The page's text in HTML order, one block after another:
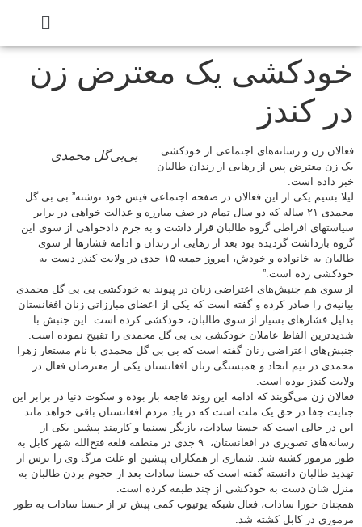
خودکشی یک معترض زن
در کندز
بی‌بی‌گل محمدی
فعالان زن و رسانه‌های اجتماعی از خودکشی
یک زن معترض پس از رهایی از زندان طالبان
خبر داده است.
لیلا بسیم یکی از این فعالان در صفحه اجتماعی فیس خود نوشته” بی بی گل
محمدی ۲۱ ساله که دو سال تمام در صف مبارزه و عدالت خواهی در برابر
سیاستهای افراطی گروه طالبان قرار داشت و به جرم دادخواهی از سوی این
گروه بازداشت گردیده بود بعد از رهایی از زندان و ادامه فشارها از سوی
طالبان به خانواده و خودش، امروز جمعه ۱۵ جدی در ولایت کندز دست به
خودکشی زده است.”
از سوی هم جنبش‌های اعتراضی زنان در پیوند به خودکشی بی بی گل محمدی
بیانیه‌ی را صادر کرده و گفته است که یکی از اعضای مبارزاتی زنان افغانستان
بدلیل فشارهای بسیار از سوی طالبان، خودکشی کرده است. این جنبش با
شدیدترین الفاظ عاملان خودکشی بی بی گل محمدی را تقبیح نموده است.
جنبش‌های اعتراضی زنان گفته است که بی بی گل محمدی با نام مستعار زهرا
محمدی در تیم اتحاد و همبستگی زنان افغانستان یکی از معترضان فعال در
ولایت کندز بوده است.
فعالان زن می‌گویند که ادامه این روند فاجعه بار بوده و سکوت دنیا در برابر این
جنایت جفا در حق یک ملت است که در یاد مردم افغانستان باقی خواهد ماند.
این در حالی است که حسنا سادات، بازیگر سینما و کارمند پیشین یکی از
رسانه‌های تصویری در افغانستان، ۹ جدی در منطقه قلعه فتح‌الله شهر کابل به
طور مرموز کشته شد. شماری از همکاران پیشین او علت مرگ وی را ترس از
تهدید طالبان دانسته گفته است که حسنا سادات بعد از حجوم بردن طالبان به
منزل شان دست به خودکشی از چند طبقه کرده است.
همچنان حورا سادات، فعال شبکه یوتیوب کمی پیش تر از حسنا سادات به طور
مرموزی در کابل کشته شد.